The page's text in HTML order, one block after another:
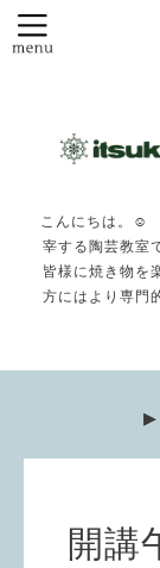
こんにちは。☺️
宰する陶芸教室
皆様に焼き物を
方にはより専門
開講